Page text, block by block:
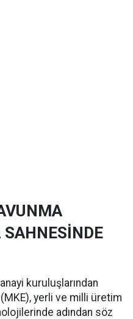
SAHNESİNDE
kuruluşlarından
yerli ve milli üretim
adından söz